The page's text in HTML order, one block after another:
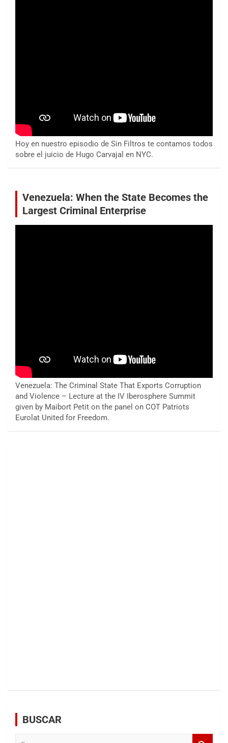
Hoy en nuestro episodio de Sin Filtros te contamos todos
sobre el juicio de Hugo Carvajal en NYC.
Venezuela: When the State Becomes the
Largest Criminal Enterprise
Venezuela: The Criminal State That Exports Corruption
and Violence – Lecture at the IV Iberosphere Summit
given by Maibort Petit on the panel on COT Patriots
Eurolat United for Freedom.
BUSCAR